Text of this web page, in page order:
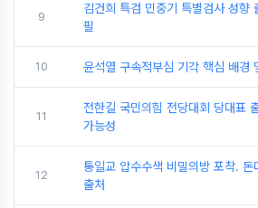
9
김건희 특검 민중기 특별검사 성향
필
10 윤석열 구속적부심 기각 핵심 배경
11
전한길 국민의힘 전당대회 당대표
가능성
12
통일교 압수수색 비밀의방 포착.
출처